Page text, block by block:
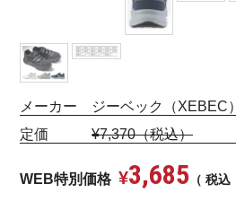
メーカー ジーベック（XEBEC）
定価 ¥7,370（税込）
WEB特別価格 ¥3,685 税込